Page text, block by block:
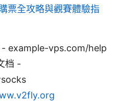
票全攻略與觀賽體驗指
- example-vps.com/help
档 -